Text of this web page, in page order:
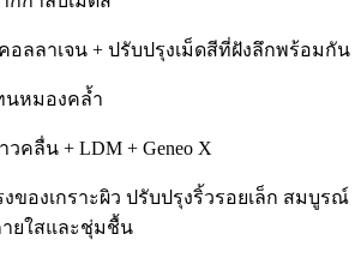
อลลาเจน + ปรับปรุงเม็ดสีที่ฝังลึกพร้อมกัน
นหมองคล้ำ
คลื่น + LDM + Geneo X
ของเกราะผิว ปรับปรุงริ้วรอยเล็ก สมบูรณ์
ายใสและชุ่มชื้น